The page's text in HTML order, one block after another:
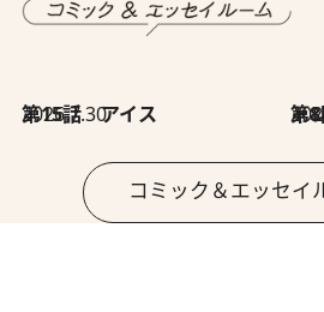
2026.7.30
第15話 アイス 第8回「
コミック＆エッセイ